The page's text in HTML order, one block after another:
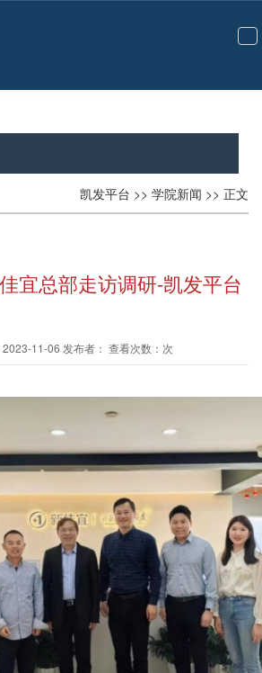
切
航
凯发平台 >> 学院新闻 >> 正文
宜总部走访调研-凯发平台
2023-11-06 发布者： 查看次数：次